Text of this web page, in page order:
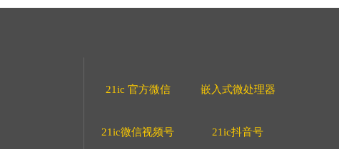
21ic 官方微信 嵌入式微处理器
21ic微信视频号 21ic抖音号